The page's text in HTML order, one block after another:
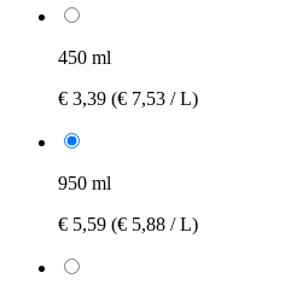
450 ml
€ 3,39 (€ 7,53 / L)
950 ml
€ 5,59 (€ 5,88 / L)